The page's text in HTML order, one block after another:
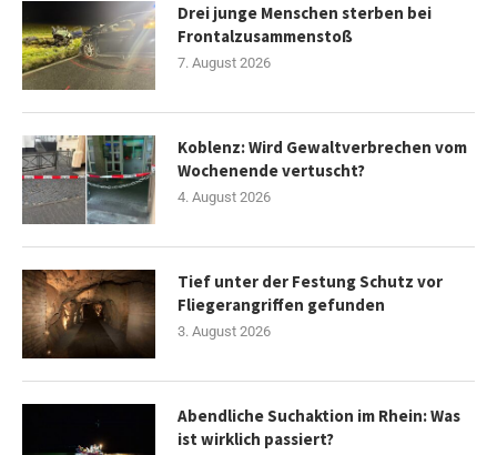
Drei junge Menschen sterben bei
Frontalzusammenstoß
7. August 2026
Koblenz: Wird Gewaltverbrechen vom
Wochenende vertuscht?
4. August 2026
Tief unter der Festung Schutz vor
Fliegerangriffen gefunden
3. August 2026
Abendliche Suchaktion im Rhein: Was
ist wirklich passiert?